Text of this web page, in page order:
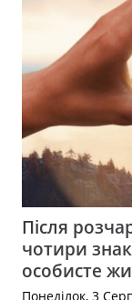
Після
чотири
особисте
Понеділок, 3